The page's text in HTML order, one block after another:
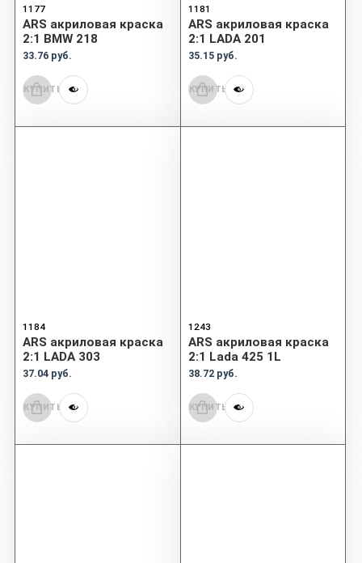
1177
ARS акриловая краска
2:1 BMW 218
33.76 руб.
КУПИТЬ
1181
ARS акриловая краска
2:1 LADA 201
35.15 руб.
КУПИТЬ
1184
ARS акриловая краска
2:1 LADA 303
37.04 руб.
КУПИТЬ
1243
ARS акриловая краска
2:1 Lada 425 1L
38.72 руб.
КУПИТЬ